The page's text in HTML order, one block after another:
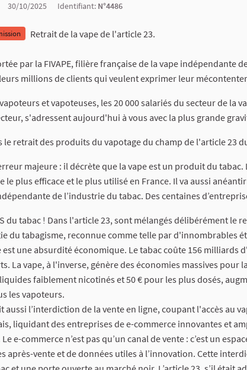
30/10/2025 Identifiant: N°4486
Retrait de la vape de l'article 23.
par la FIVAPE, filière française de la vape indépendante
millions de clients qui veulent exprimer leur
et vapoteuses, les 20 000 salariés du secteur de la
s'adressent aujourd'hui à vous avec la plus grande
le retrait des produits du vapotage du champ de l'article 23
majeure : il décrète que la vape est un produit du
le plus efficace et le plus utilisé en France. Il va aussi
de l’industrie du tabac. Des centaines
du tabac ! Dans l'article 23, sont mélangés délibérément le
du tabagisme, reconnue comme telle par d'innombrables
est une absurdité économique. Le tabac coûte 156 milliards
La vape, à l'inverse, génère des économies massives pour
faiblement nicotinés et 50 € pour les plus dosés,
les vapoteurs.
aussi l’interdiction de la vente en ligne, coupant l'accès au
liquidant des entreprises de e-commerce innovantes et
e-commerce n’est pas qu’un canal de vente : c’est un
après-vente et de données utiles à l’innovation. Cette